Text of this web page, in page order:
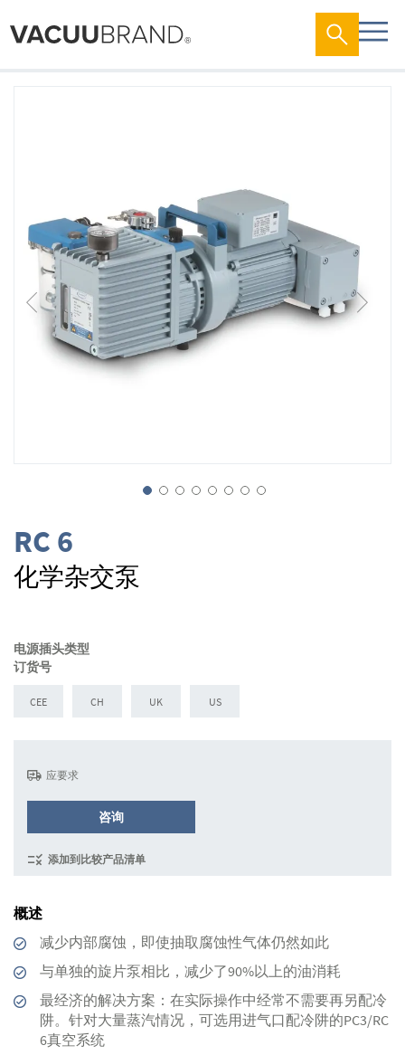
转
到
图
像
头
RC 6
化学杂交泵
概述
减少内部腐蚀，即使抽取腐蚀性气体仍然如此
与单独的旋片泵相比，减少了90%以上的油消耗
最经济的解决方案：在实际操作中经常不需要再另配冷
阱。针对大量蒸汽情况，可选用进气口配冷阱的PC3/RC
6真空系统
电源插头类型
订货号
CEE CH UK US
应要求
咨询
添加到比较产品清单